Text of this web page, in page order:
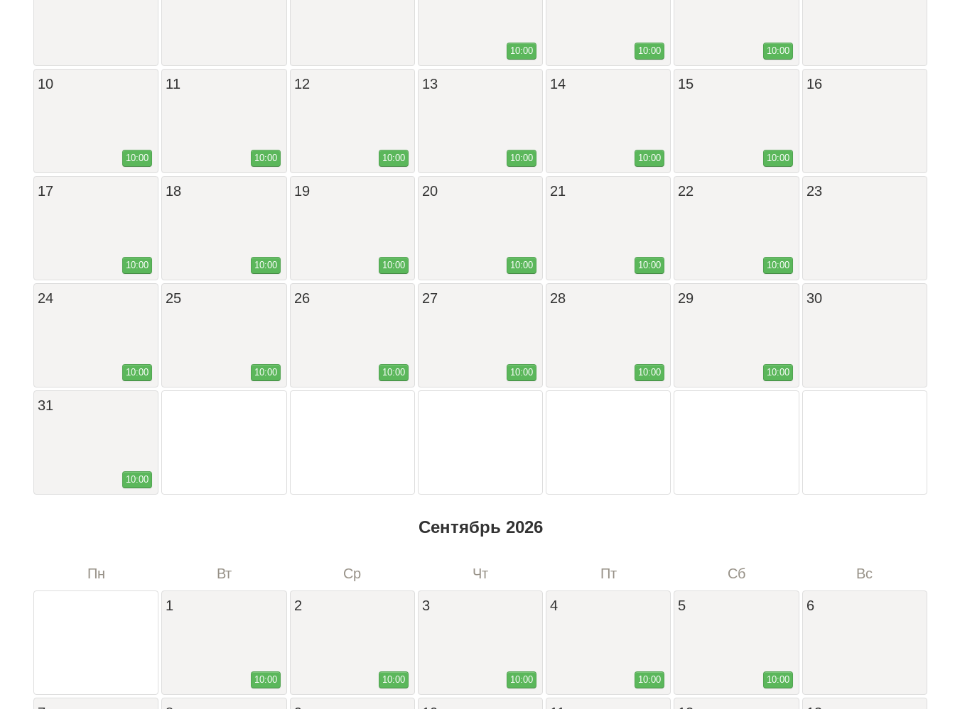
10:00 10:00 10:00
10
10:00
11
10:00
12
10:00
13
10:00
14
10:00
15
10:00
16
17
10:00
18
10:00
19
10:00
20
10:00
21
10:00
22
10:00
23
24
10:00
25
10:00
26
10:00
27
10:00
28
10:00
29
10:00
30
31
10:00
сентябрь 2026
Пн Вт Ср Чт Пт Сб Вс
1
10:00
2
10:00
3
10:00
4
10:00
5
10:00
6